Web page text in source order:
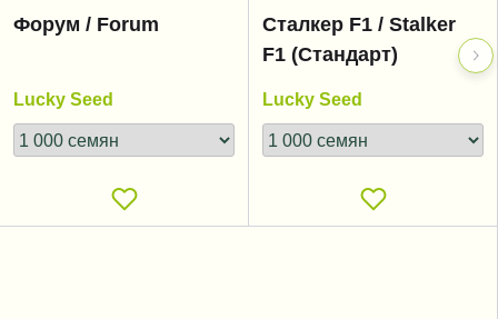
Форум / Forum
Lucky Seed
Сталкер F1 / Stalker
F1 (Стандарт)
Lucky Seed